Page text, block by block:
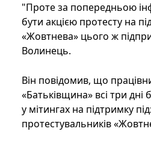
"Проте за попередньою
бути акцією протесту на
«Жовтнева» цього ж
Волинець.
Він повідомив, що
«Батьківщина» всі три дні
у мітингах на підтримку
протестувальників